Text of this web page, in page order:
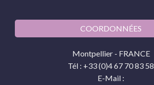
COORDONNÉES
Montpellier - FRANCE
Tél : +33 (0)4 67 70 83 58
E-Mail :